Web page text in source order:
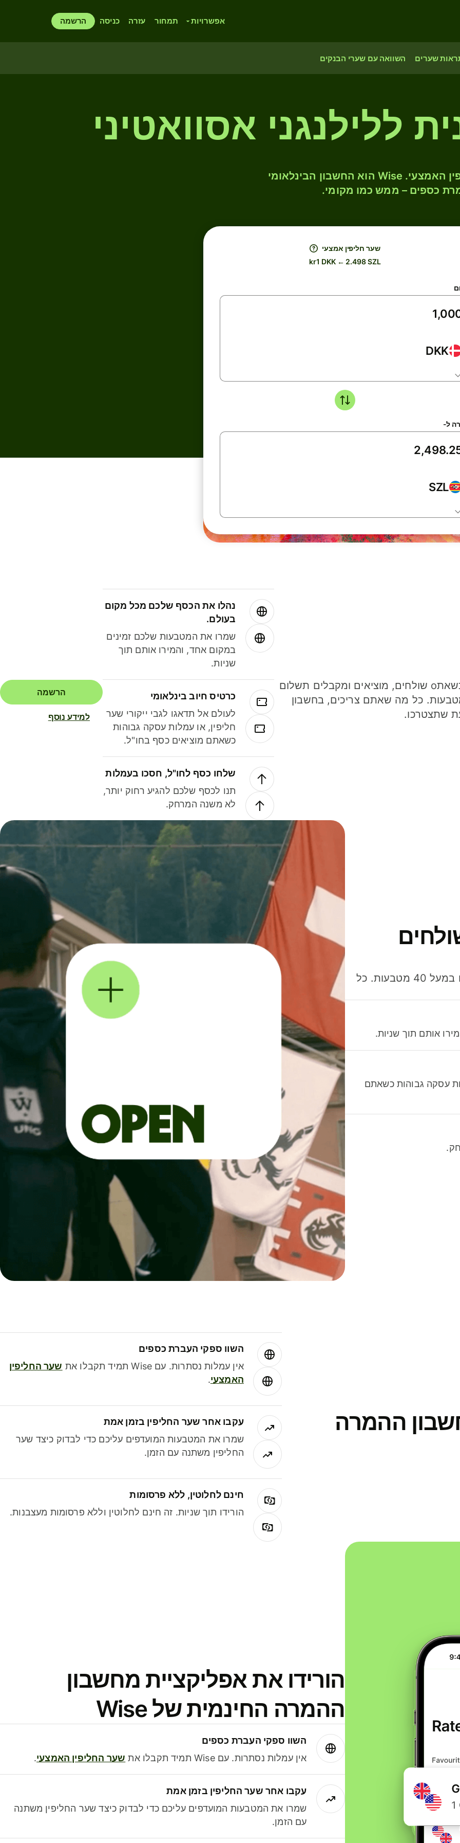
אפשרויות תמחור עזרה כניסה הרשמה
שערים השוואה עם שערי הבנקים
ללילנגני אסוואטיני
המירו DKK ל- SZL לפי שער החליפין האמצעי. Wise הוא החשבון הבינלאומי
כספים – ממש כמו מקומי.
שער חליפין אמצעי
kr1 DKK ← 2.498 SZL
DKK
ל-
SZL
חסכו כסף כשאתo שולחים, מוציאים ומקבלים תשלום
40 מטבעות. כל מה שאתם צריכים, בחשבון
שתצטרכו.
נהלו את הכסף שלכם מכל מקום
בעולם.
שמרו את המטבעות שלכם זמינים
במקום אחד, והמירו אותם תוך
שניות.
כרטיס חיוב בינלאומי
לעולם אל תדאגו לגבי ייקורי שער
חליפין, או עמלות עסקה גבוהות
כשאתם מוציאים כסף בחו"ל.
שלחו כסף לחו"ל, חסכו בעמלות
תנו לכסף שלכם להגיע רחוק יותר,
לא משנה המרחק.
הרשמה
למידע נוסף
חסכו כסף כשאתo שולחים, מוציאים ומקבלים תשלום במעל 40 מטבעות. כל
אותם תוך שניות.
עסקה גבוהות כשאתם
ההמרה
השוו ספקי העברת כספים
אין עמלות נסתרות. עם Wise תמיד תקבלו את
שער החליפין
האמצעי.
עקבו אחר שער החליפין בזמן אמת
שמרו את המטבעות המועדפים עליכם כדי לבדוק כיצד שער
החליפין משתנה עם הזמן.
חינם לחלוטין, ללא פרסומות
הורידו תוך שניות. זה חינם לחלוטין וללא פרסומות מעצבנות.
הורידו את אפליקציית מחשבון
ההמרה החינמית של Wise
השוו ספקי העברת כספים
אין עמלות נסתרות. עם Wise תמיד תקבלו את
שער החליפין האמצעי.
עקבו אחר שער החליפין בזמן אמת
שמרו את המטבעות המועדפים עליכם כדי לבדוק כיצד שער החליפין משתנה
עם הזמן.